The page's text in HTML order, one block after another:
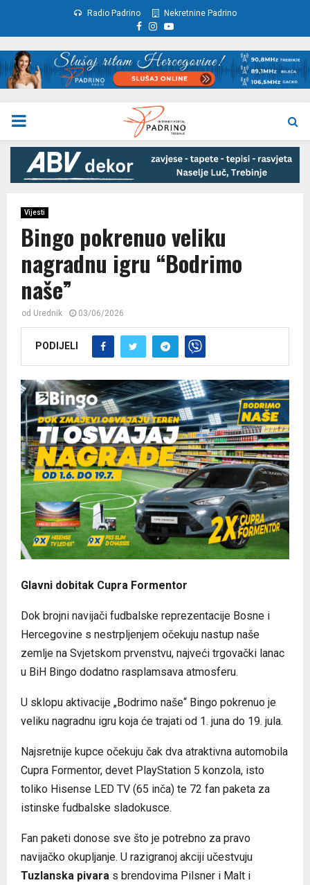
Radio Padrino Nekretnine Padrino
Facebook
Instagram
Youtube
PRIMARY
MENU
Vijesti
Bingo pokrenuo veliku
nagradnu igru “Bodrimo
naše”
od Urednik 03/06/2026
PODIJELI
Glavni dobitak Cupra Formentor
Dok brojni navijači fudbalske reprezentacije Bosne i
Hercegovine s nestrpljenjem očekuju nastup naše
zemlje na Svjetskom prvenstvu, najveći trgovački lanac
u BiH Bingo dodatno rasplamsava atmosferu.
U sklopu aktivacije „Bodrimo naše“ Bingo pokrenuo je
veliku nagradnu igru koja će trajati od 1. juna do 19. jula.
Najsretnije kupce očekuju čak dva atraktivna automobila
Cupra Formentor, devet PlayStation 5 konzola, isto
toliko Hisense LED TV (65 inča) te 72 fan paketa za
istinske fudbalske sladokusce.
Fan paketi donose sve što je potrebno za pravo
navijačko okupljanje. U razigranoj akciji učestvuju
Tuzlanska pivara s brendovima Pilsner i Malt i